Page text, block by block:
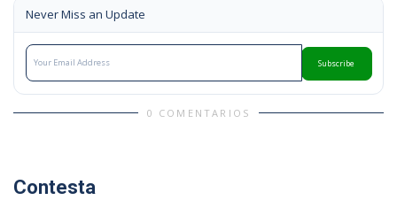
Never Miss an Update
Subscribe
0 COMENTARIOS
Contesta